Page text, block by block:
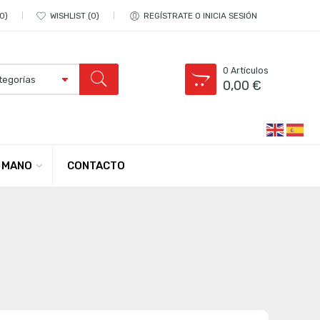
0 WISHLIST 0 REGÍSTRATE O INICIA SESIÓN
0 Artículos
0,00€
CONTACTO